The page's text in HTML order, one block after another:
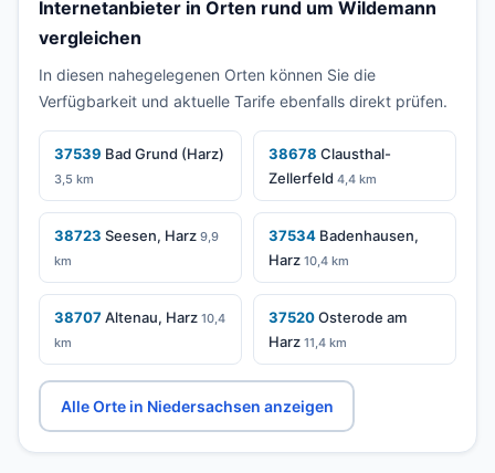
Internetanbieter in Orten rund um Wildemann
vergleichen
In diesen nahegelegenen Orten können Sie die
Verfügbarkeit und aktuelle Tarife ebenfalls direkt prüfen.
37539 Bad Grund (Harz)
3,5 km
38678 Clausthal-
Zellerfeld 4,4 km
38723 Seesen, Harz 9,9
km
37534 Badenhausen,
Harz 10,4 km
38707Altenau, Harz 10,4
km
37520Osterode am
Harz 11,4 km
Alle Orte in Niedersachsen anzeigen